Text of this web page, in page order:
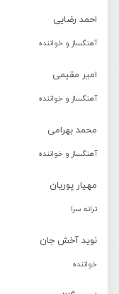
احمد رضایی
آهنگساز و خواننده
امیر مقیمی
آهنگساز و خواننده
محمد بهرامی
آهنگساز و خواننده
مهیار پوریان
ترانه سرا
نوید آخش جان
خواننده